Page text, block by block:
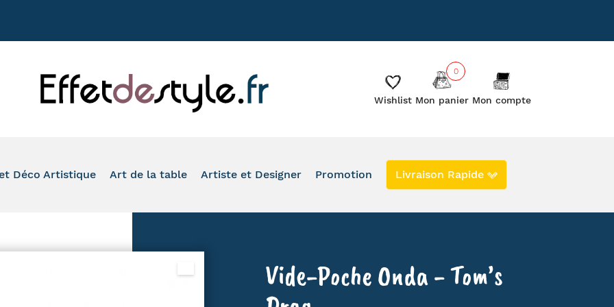
Wishlist Mon panier
0
Mon compte
Déco Artistique Art de la table
ASSIETTE ET PLAT DE PRÉSENTATION
Artiste et Designer
HINZ & KUNST
SERIE GOLO
Promotion Livraison Rapide
Vide-Poche Onda - Tom’s